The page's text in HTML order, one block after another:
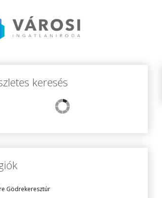
keresés
Gödrekeresztúr